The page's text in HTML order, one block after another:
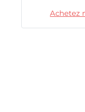
Achetez